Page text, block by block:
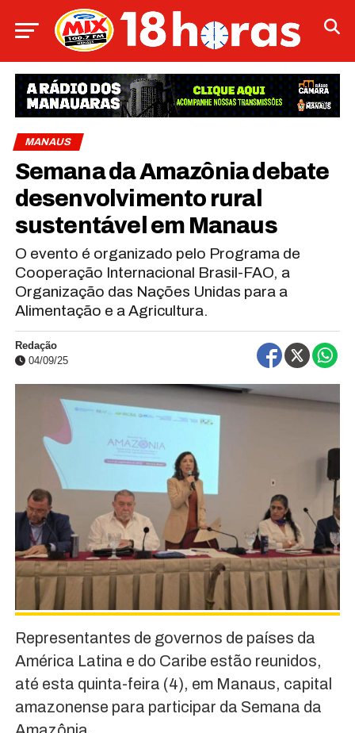
MANAUS
Semana da Amazônia debate
desenvolvimento rural
sustentável em Manaus
O evento é organizado pelo Programa de
Cooperação Internacional Brasil-FAO, a
Organização das Nações Unidas para a
Alimentação e a Agricultura.
Redação
04/09/25
Representantes de governos de países da
América Latina e do Caribe estão reunidos,
até esta quinta-feira (4), em Manaus, capital
amazonense para participar da Semana da